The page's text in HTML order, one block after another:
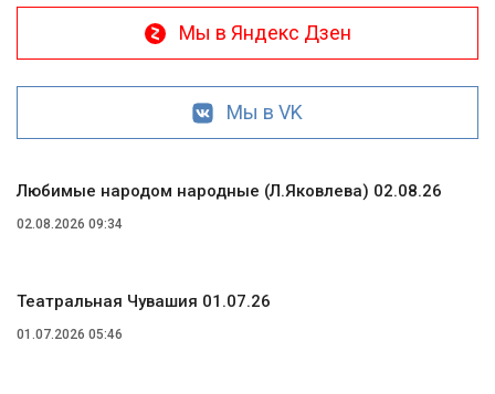
Мы в Яндекс Дзен
Мы в VK
Любимые народом народные (Л.Яковлева) 02.08.26
02.08.2026 09:34
Театральная Чувашия 01.07.26
01.07.2026 05:46